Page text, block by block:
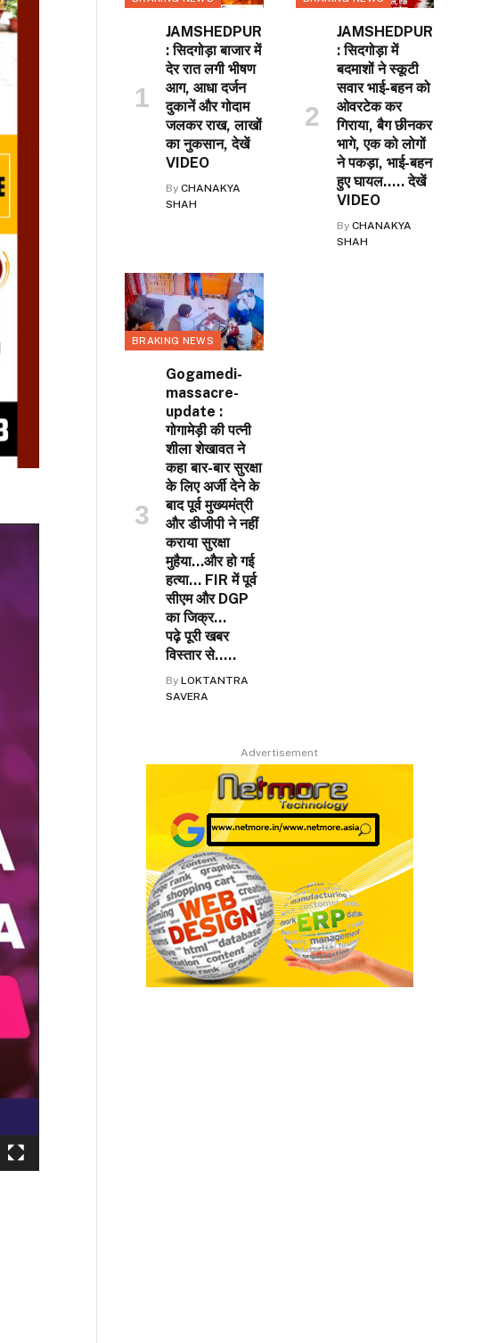
JAMSHEDPUR
: सिदगोड़ा बाजार में
देर रात लगी भीषण
आग, आधा दर्जन
दुकानें और गोदाम
जलकर राख, लाखों
का नुकसान, देखें
VIDEO
By CHANAKYA
SHAH
JAMSHEDPUR
: सिदगोड़ा में
बदमाशों ने स्कूटी
सवार भाई-बहन को
ओवरटेक कर
गिराया, बैग छीनकर
भागे, एक को लोगों
ने पकड़ा, भाई-बहन
हुए घायल….. देखें
VIDEO
By CHANAKYA
SHAH
BRAKING NEWS
Gogamedi-
massacre-
update :
गोगामेड़ी की पत्नी
शीला शेखावत ने
कहा बार-बार सुरक्षा
के लिए अर्जी देने के
बाद पूर्व मुख्यमंत्री
और डीजीपी ने नहीं
कराया सुरक्षा
मुहैया…और हो गई
हत्या… FIR में पूर्व
सीएम और DGP
का जिक्र…
पढ़े पूरी खबर
विस्तार से…..
By LOKTANTRA
SAVERA
Advertisement